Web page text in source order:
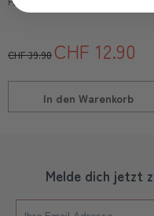
CHF 39.90CHF 12.90
In den Warenkorb
Melde dich jetzt